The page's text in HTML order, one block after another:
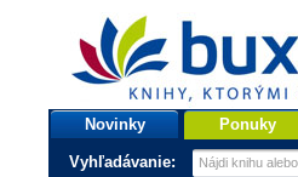
bux.sk
knihy, ktorými žijete
Úvodná stránka
Novinky Ponuky
Vyhľadávanie: